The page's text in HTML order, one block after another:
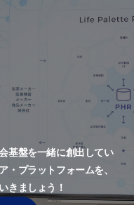
基盤を一緒に創出してい
・プラットフォームを、
きましょう！